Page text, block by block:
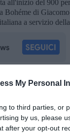
My Personal
to third parties, or
by us, please
after your opt-out
all'inizio del 900
di
a servizio
QUInews -